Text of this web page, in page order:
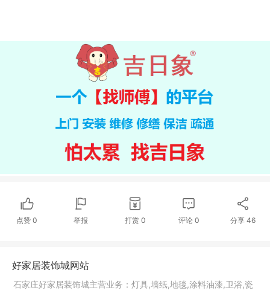
点赞0 举报 打赏 0 评论0 分享46
好家居装饰城网站
石家庄好家居装饰城主营业务：灯具,墙纸,地毯,涂料油漆,卫浴,瓷